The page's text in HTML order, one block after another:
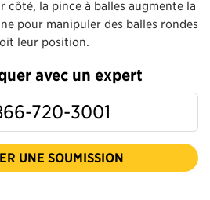
côté, la pince à balles augmente la
pour manipuler des balles rondes
leur position.
avec un expert
720-3001
UNE SOUMISSION